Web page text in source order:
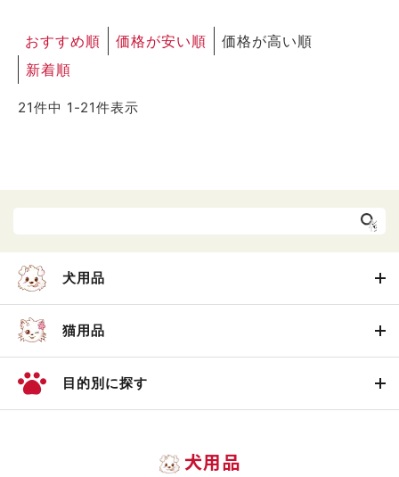
おすすめ順 価格が安い順
価格が高い順
新着順
21件中 1 -21件表示
犬用品
猫用品
目的別に探す
犬用品